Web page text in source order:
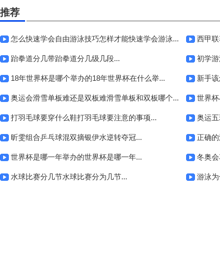
推荐
怎么快速学会自由游泳技巧怎样才能快速学会游泳... 西甲
跆拳道分几带跆拳道分几级几段... 初学
18年世界杯是哪个举办的18年世界杯在什么举... 新手
奥运会滑雪单板难还是双板难滑雪单板和双板哪个... 世界
打羽毛球要穿什么鞋打羽毛球要注意的事项... 奥运
昕雯组合乒乓球混双摘银伊水逆转夺冠... 正确
世界杯是哪一年举办的世界杯是哪一年... 冬奥
水球比赛分几节水球比赛分为几节... 游泳